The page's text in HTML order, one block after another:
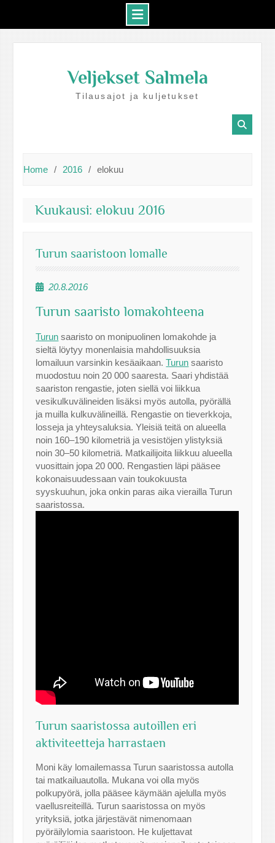
Veljekset Salmela
Tilausajot ja kuljetukset
Home 2016 elokuu
Kuukausi: elokuu 2016
Turun saaristoon lomalle
20.8.2016
Turun saaristo lomakohteena
Turun saaristo on monipuolinen lomakohde ja
sieltä löytyy monenlaisia mahdollisuuksia
lomailuun varsinkin kesäaikaan.Turun saaristo
muodostuu noin 20 000 saaresta. Saari yhdistää
saariston rengastie, joten siellä voi liikkua
vesikulkuvälineiden lisäksi myös autolla, pyörällä
ja muilla kulkuvälineillä. Rengastie on tieverkkoja,
losseja ja yhteysaluksia. Yleisiä teitä on alueella
noin 160–190 kilometriä ja vesistöjen ylistyksiä
noin 30–50 kilometriä. Matkailijoita liikkuu alueella
vuosittain jopa 20 000. Rengastien läpi pääsee
kokonaisuudessaan vain toukokuusta
syyskuuhun, joka onkin paras aika vierailla Turun
saaristossa.
Turun saaristossa autoillen eri
aktiviteetteja harrastaen
Moni käy lomailemassa Turun saaristossa autolla
tai matkailuautolla. Mukana voi olla myös
polkupyörä, jolla pääsee käymään ajelulla myös
vaellusreiteillä. Turun saaristossa on myös
yrityksiä, jotka järjestävät nimenomaan
pyöräilylomia saaristoon. He kuljettavat